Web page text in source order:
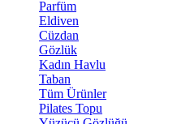
Parfüm
Eldiven
Cüzdan
Gözlük
Kadın Havlu
Taban
Tüm Ürünler
Pilates Topu